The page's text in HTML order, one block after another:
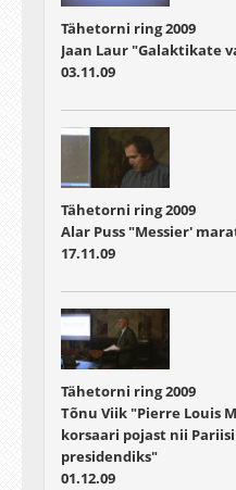
Tähetorni ring 2009
Jaan Laur "Galaktikate
03.11.09
Tähetorni ring 2009
Alar Puss "Messier'
17.11.09
Tähetorni ring 2009
Tõnu Viik "Pierre Louis
korsaari pojast nii
presidendiks"
01.12.09